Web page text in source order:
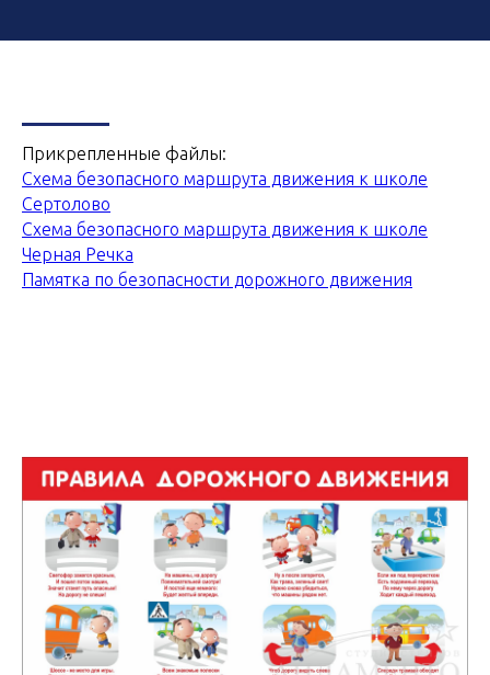
Прикрепленные файлы:
Схема безопасного маршрута движения к школе
Сертолово
Схема безопасного маршрута движения к школе
Черная Речка
Памятка по безопасности дорожного движения